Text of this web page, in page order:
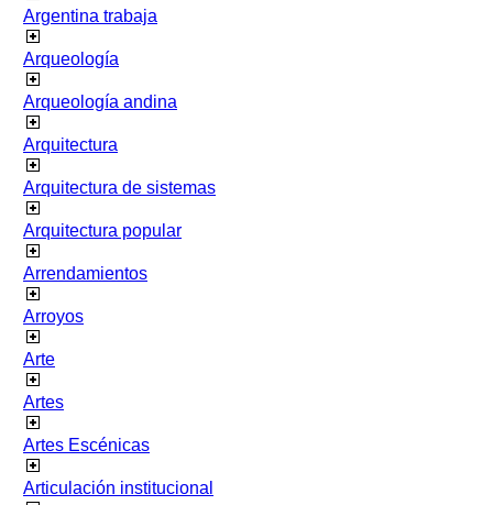
Argentina trabaja
Arqueología
Arqueología andina
Arquitectura
Arquitectura de sistemas
Arquitectura popular
Arrendamientos
Arroyos
Arte
Artes
Artes Escénicas
Articulación institucional